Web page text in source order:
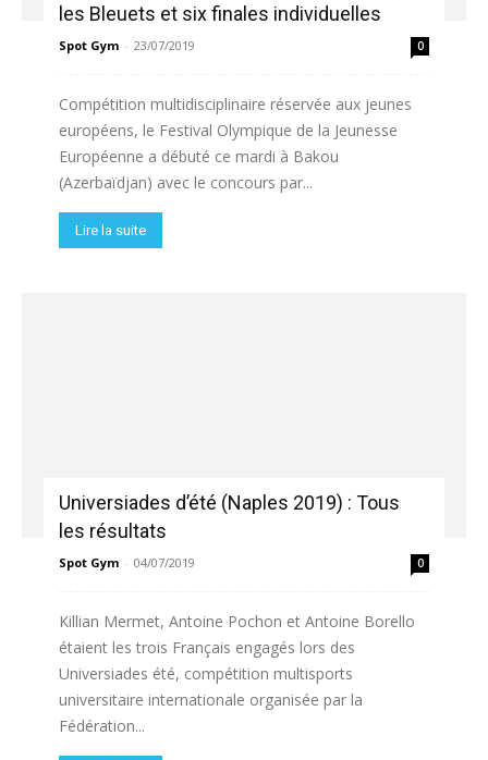
les Bleuets et six finales individuelles
Spot Gym - 23/07/2019 0
Compétition multidisciplinaire réservée aux jeunes
européens, le Festival Olympique de la Jeunesse
Européenne a débuté ce mardi à Bakou
(Azerbaïdjan) avec le concours par...
Lire la suite
Universiades d’été (Naples 2019) : Tous
les résultats
Spot Gym - 04/07/2019 0
Killian Mermet, Antoine Pochon et Antoine Borello
étaient les trois Français engagés lors des
Universiades été, compétition multisports
universitaire internationale organisée par la
Fédération...